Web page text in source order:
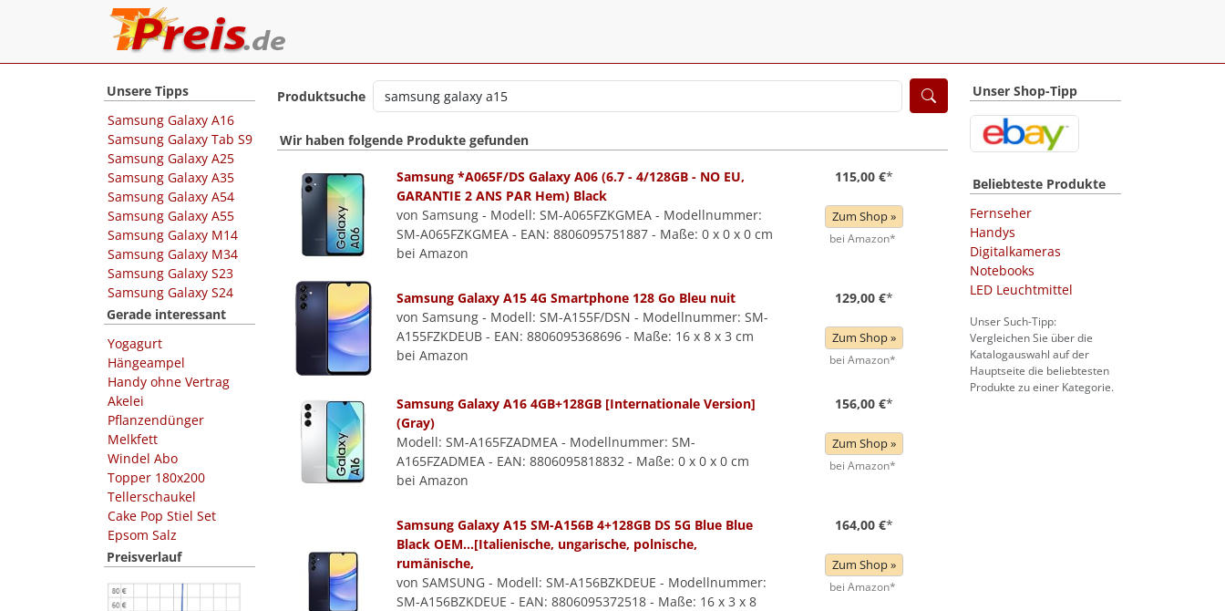
Unsere Tipps
Samsung Galaxy A16
Samsung Galaxy Tab S9
Samsung Galaxy A25
Samsung Galaxy A35
Samsung Galaxy A54
Samsung Galaxy A55
Samsung Galaxy M14
Samsung Galaxy M34
Samsung Galaxy S23
Samsung Galaxy S24
Gerade interessant
Yogagurt
Hängeampel
Handy ohne Vertrag
Akelei
Pflanzendünger
Melkfett
Windel Abo
Topper 180x200
Tellerschaukel
Cake Pop Stiel Set
Epsom Salz
Preisverlauf
Produktsuche
Wir haben folgende Produkte gefunden
Samsung *A065F/DS Galaxy A06 (6.7 - 4/128GB - NO EU,
GARANTIE 2 ANS PAR Hem) Black
von Samsung - Modell: SM-A065FZKGMEA - Modellnummer:
SM-A065FZKGMEA - EAN: 8806095751887 - Maße: 0 x 0 x 0 cm
bei Amazon
115,00 €*
Zum Shop »
bei Amazon*
Samsung Galaxy A15 4G Smartphone 128 Go Bleu nuit
von Samsung - Modell: SM-A155F/DSN - Modellnummer: SM-
A155FZKDEUB - EAN: 8806095368696 - Maße: 16 x 8 x 3 cm
bei Amazon
129,00 €*
Zum Shop »
bei Amazon*
Samsung Galaxy A16 4GB+128GB [Internationale Version]
(Gray)
Modell: SM-A165FZADMEA - Modellnummer: SM-
A165FZADMEA - EAN: 8806095818832 - Maße: 0 x 0 x 0 cm
bei Amazon
156,00 €*
Zum Shop »
bei Amazon*
Samsung Galaxy A15 SM-A156B 4+128GB DS 5G Blue Blue
Black OEM...[Italienische, ungarische, polnische,
rumänische,
von SAMSUNG - Modell: SM-A156BZKDEUE - Modellnummer:
SM-A156BZKDEUE - EAN: 8806095372518 - Maße: 16 x 3 x 8
164,00 €*
Zum Shop »
bei Amazon*
Unser Shop-Tipp
Beliebteste Produkte
Fernseher
Handys
Digitalkameras
Notebooks
LED Leuchtmittel
Unser Such-Tipp:
Vergleichen Sie über die
Katalogauswahl auf der
Hauptseite die beliebtesten
Produkte zu einer Kategorie.